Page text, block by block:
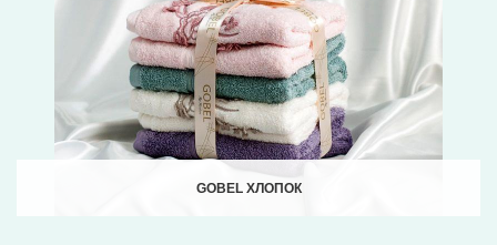
GOBEL ХЛОПОК